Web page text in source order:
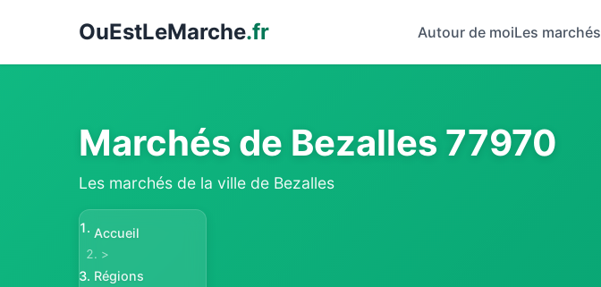
OuEstLeMarche.fr Autour de moiLes marchés
Marchés de Bezalles 77970
Les marchés de la ville de Bezalles
Accueil
>
Régions